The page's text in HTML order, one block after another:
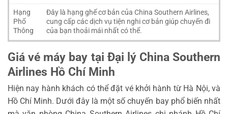
Hạng
Phổ
Thông
Đây là hạng ghế cơ bản của China Southern Airlines,
cung cấp các dịch vụ tiện nghi cơ bản giúp chuyến đi
của bạn thoải mái nhất có thể.
Giá vé máy bay tại Đại lý China Southern
Airlines Hồ Chí Minh
Hiện nay hành khách có thể đặt vé khởi hành từ Hà Nội, và
Hồ Chí Minh. Dưới đây là một số chuyến bay phổ biến nhất